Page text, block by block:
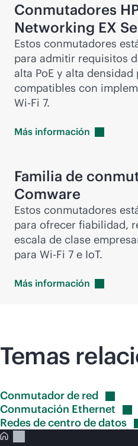
Conmutadores
Networking EX
Estos conmutadores
para admitir requisitos
alta PoE y alta densidad
compatibles con
Wi-Fi 7.
Más información
Familia de
Comware
Estos conmutadores
para ofrecer fiabilidad,
escala de clase
para Wi-Fi 7 e IoT.
Más información
Temas
Conmutador de red
Conmutación Ethernet
Redes de centro dedatos